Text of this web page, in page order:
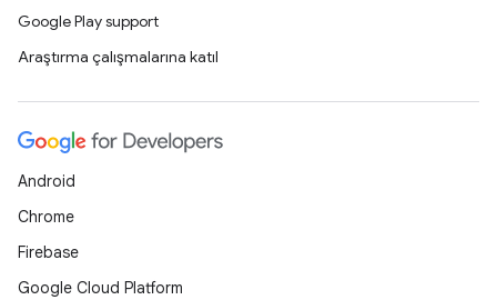
Google Play support
Araştırma çalışmalarına katıl
Android
Chrome
Firebase
Google Cloud Platform